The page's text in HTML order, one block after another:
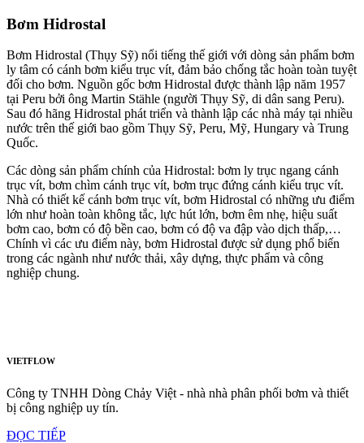
Bơm Hidrostal
Bơm Hidrostal (Thụy Sỹ) nổi tiếng thế giới với dòng sản phẩm bơm
ly tâm có cánh bơm kiểu trục vít, đảm bảo chống tắc hoàn toàn tuyệt
đối cho bơm. Nguồn gốc bơm Hidrostal được thành lập năm 1957
tại Peru bởi ông Martin Stähle (người Thụy Sỹ, di dân sang Peru).
Sau đó hãng Hidrostal phát triển và thành lập các nhà máy tại nhiều
nước trên thế giới bao gồm Thụy Sỹ, Peru, Mỹ, Hungary và Trung
Quốc.
Các dòng sản phẩm chính của Hidrostal: bơm ly trục ngang cánh
trục vít, bơm chìm cánh trục vít, bơm trục đứng cánh kiểu trục vít.
Nhà có thiết kế cánh bơm trục vít, bơm Hidrostal có những ưu điểm
lớn như hoàn toàn không tắc, lực hút lớn, bơm êm nhẹ, hiệu suất
bơm cao, bơm có độ bền cao, bơm có độ va đập vào dịch thấp,…
Chính vì các ưu điểm này, bơm Hidrostal được sử dụng phổ biến
trong các ngành như nước thải, xây dựng, thực phẩm và công
nghiệp chung.
VIETFLOW
Công ty TNHH Dòng Chảy Việt - nhà nhà phân phối bơm và thiết
bị công nghiệp uy tín.
ĐỌC TIẾP